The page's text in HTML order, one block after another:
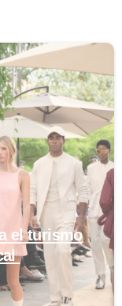
el turismo